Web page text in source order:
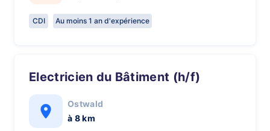
CDI Au moins 1 an d'expérience
Electricien du Bâtiment (h/f)
Ostwald
à 8 km